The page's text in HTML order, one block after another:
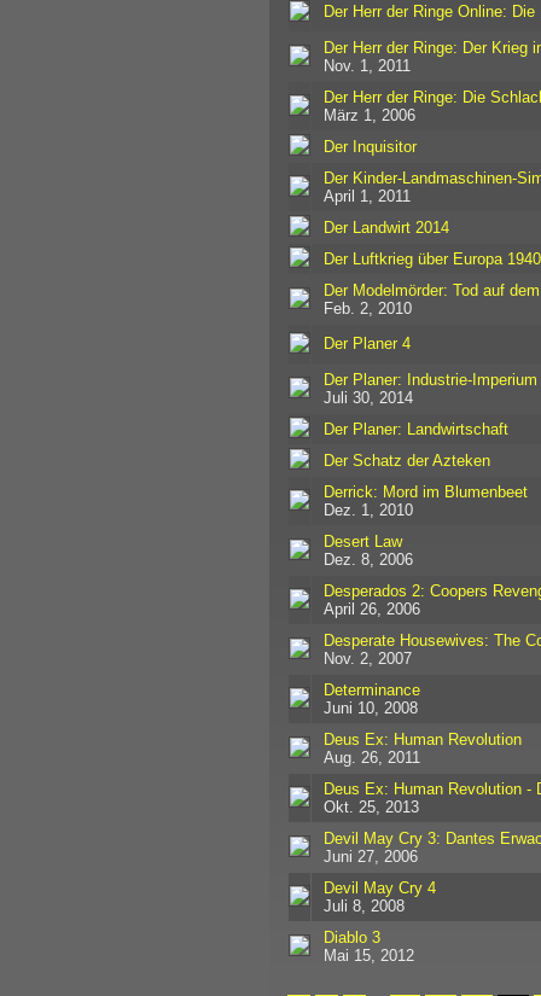
Der Herr der Ringe Online:
Der Herr der Ringe: Der Krieg
Nov. 1, 2011
Der Herr der Ringe: Die
März 1, 2006
Der Inquisitor
Der Kinder-Landmaschinen-
April 1, 2011
Der Landwirt 2014
Der Luftkrieg über Europa
Der Modelmörder: Tod auf
Feb. 2, 2010
Der Planer 4
Der Planer: Industrie-Imperium
Juli 30, 2014
Der Planer: Landwirtschaft
Der Schatz der Azteken
Derrick: Mord im Blumenbeet
Dez. 1, 2010
Desert Law
Dez. 8, 2006
Desperados 2: Coopers
April 26, 2006
Desperate Housewives: The
Nov. 2, 2007
Determinance
Juni 10, 2008
Deus Ex: Human Revolution
Aug. 26, 2011
Deus Ex: Human Revolution -
Okt. 25, 2013
Devil May Cry 3: Dantes
Juni 27, 2006
Devil May Cry 4
Juli 8, 2008
Diablo 3
Mai 15, 2012